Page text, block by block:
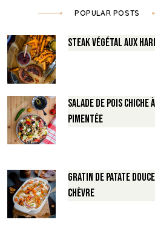
POPULAR POSTS
Steak végétal aux
Salade de Pois chiche
pimentée
Gratin de Patate
Chèvre